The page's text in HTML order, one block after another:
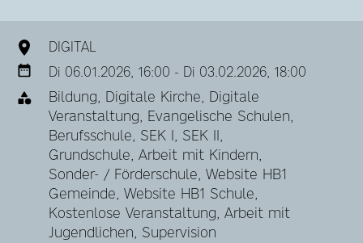
DIGITAL
Di 06.01.2026, 16:00 - Di 03.02.2026, 18:00
Bildung, Digitale Kirche, Digitale
Veranstaltung, Evangelische Schulen,
Berufsschule, SEK I, SEK II,
Grundschule, Arbeit mit Kindern,
Sonder- / Förderschule, Website HB1
Gemeinde, Website HB1 Schule,
Kostenlose Veranstaltung, Arbeit mit
Jugendlichen, Supervision